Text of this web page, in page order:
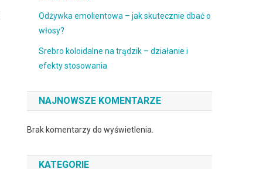
Odżywka emolientowa – jak skutecznie dbać o
włosy?
Srebro koloidalne na trądzik – działanie i
efekty stosowania
NAJNOWSZE KOMENTARZE
Brak komentarzy do wyświetlenia.
KATEGORIE